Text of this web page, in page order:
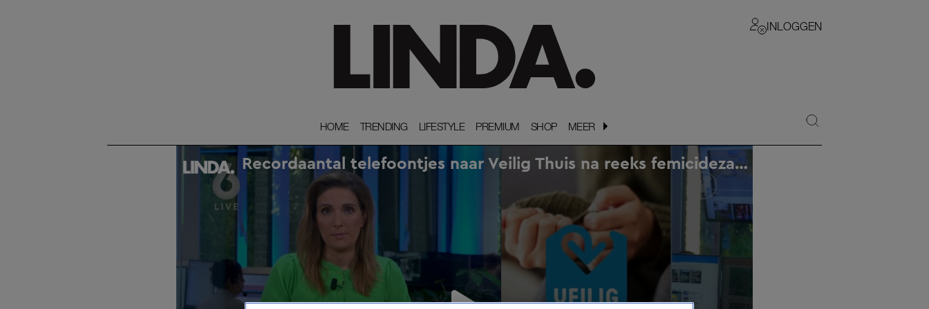
INLOGGEN
HOME
HOME TRENDING
TRENDING LIFESTYLE
LIFESTYLE PREMIUM
PREMIUM SHOP
SHOP MEER
MEER